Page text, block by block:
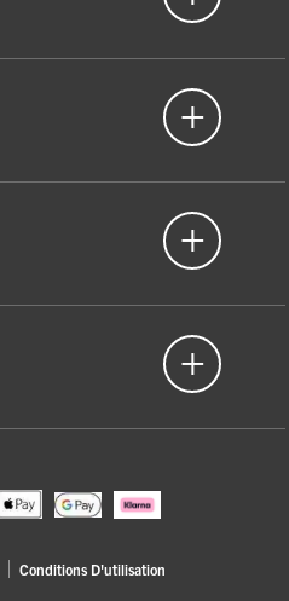
Conditions D'utilisation